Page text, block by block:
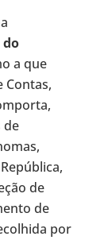
a que
Contas,
de
de
de
por